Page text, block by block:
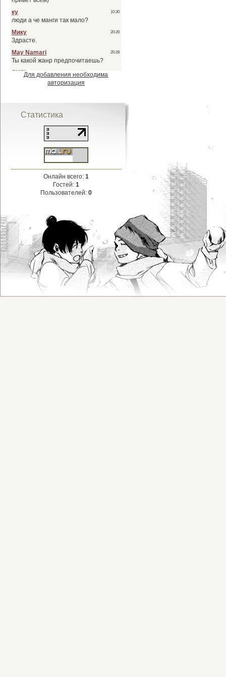
Для добавления необходима
авторизация
Статистика
Онлайн всего: 1
Гостей: 1
Пользователей: 0